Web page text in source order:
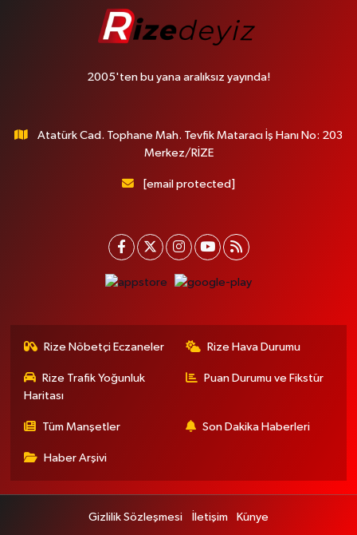
2005'ten bu yana aralıksız yayında!
Atatürk Cad. Tophane Mah. Tevfik Mataracı İş Hanı No: 203
Merkez/RİZE
[email protected]
Rize Nöbetçi Eczaneler Rize Hava Durumu
Rize Trafik Yoğunluk
Haritası
Puan Durumu ve Fikstür
Tüm Manşetler Son Dakika Haberleri
Haber Arşivi
Gizlilik Sözleşmesi İletişim Künye